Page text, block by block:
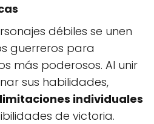
débiles se unen
guerreros para
más poderosos. Al unir
sus habilidades,
individuales
de victoria.